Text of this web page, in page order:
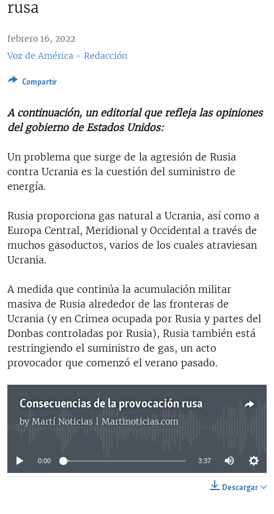
RADIO MARTÍ
ESPECIALES
ESPECIALES
LA REALIDAD DE LA VIVIENDA EN CUBA
KENTU-CUBANO
DESINFORMACIÓN RUSA EN AMÉRICA LATINA
LA INVASIÓN DE RUSIA A UCRANIA
MULTIMEDIA
EDITORIALES
SÍGUENOS
rusa
febrero 16, 2022
Voz de América - Redacción
Compartir
A continuación, un editorial que refleja las opiniones
del gobierno de Estados Unidos:
Un problema que surge de la agresión de Rusia
contra Ucrania es la cuestión del suministro de
energía.
Rusia proporciona gas natural a Ucrania, así como a
Europa Central, Meridional y Occidental a través de
muchos gasoductos, varios de los cuales atraviesan
Ucrania.
A medida que continúa la acumulación militar
masiva de Rusia alrededor de las fronteras de
Ucrania (y en Crimea ocupada por Rusia y partes del
Donbas controladas por Rusia), Rusia también está
restringiendo el suministro de gas, un acto
provocador que comenzó el verano pasado.
Consecuencias de la provocación rusa
by Martí Noticias | Martinoticias.com
No media source currently available
0:00 3:37
Descargar